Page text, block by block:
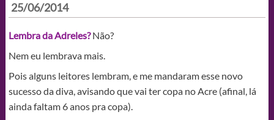
25/06/2014
Lembra da Adreles?Não?
Nem eu lembrava mais.
Pois alguns leitores lembram, e me mandaram esse novo
sucesso da diva, avisando que vai ter copa no Acre (afinal, lá
ainda faltam 6 anos pra copa).